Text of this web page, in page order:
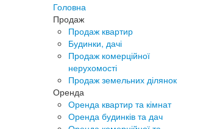
Головна
Продаж
Продаж квартир
Будинки, дачі
Продаж комерційної
нерухомості
Продаж земельних ділянок
Оренда
Оренда квартир та кімнат
Оренда будинків та дач